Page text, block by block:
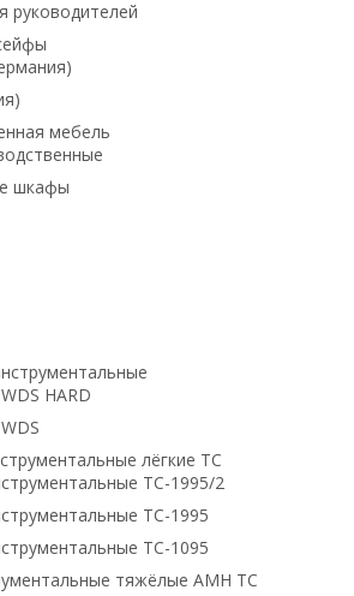
руководителей
мебель
шкафы
HARD
лёгкие ТС
ТС-1995/2
TC-1995
TC-1095
тяжёлые AMH TC